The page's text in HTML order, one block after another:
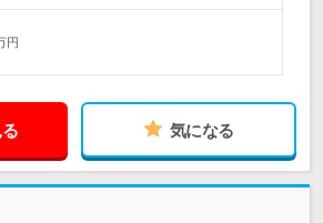
円
気になる